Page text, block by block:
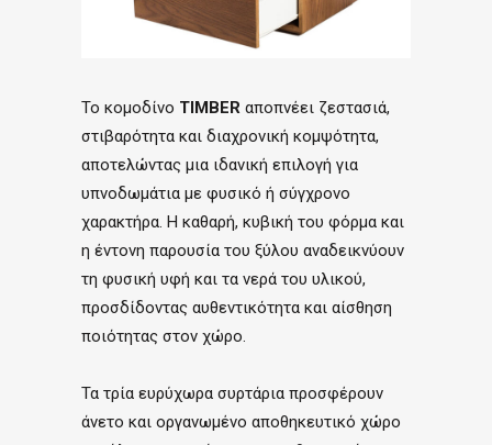
Το κομοδίνο TIMBER αποπνέει ζεστασιά,
στιβαρότητα και διαχρονική κομψότητα,
αποτελώντας μια ιδανική επιλογή για
υπνοδωμάτια με φυσικό ή σύγχρονο
χαρακτήρα. Η καθαρή, κυβική του φόρμα και
η έντονη παρουσία του ξύλου αναδεικνύουν
τη φυσική υφή και τα νερά του υλικού,
προσδίδοντας αυθεντικότητα και αίσθηση
ποιότητας στον χώρο.
Τα τρία ευρύχωρα συρτάρια προσφέρουν
άνετο και οργανωμένο αποθηκευτικό χώρο